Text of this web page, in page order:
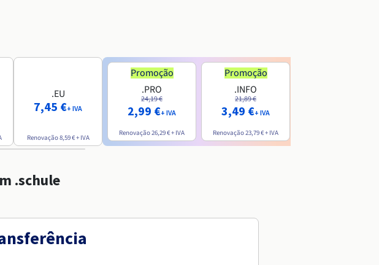
.EU
7,45 €+ IVA
Renovação8,59 €+ IVA
Promoção
.PRO
24,19 €
2,99 €+ IVA
Renovação26,29 €+ IVA
Promoção
.INFO
21,89 €
3,49 €+ IVA
Renovação23,79 €+ IVA
.schule